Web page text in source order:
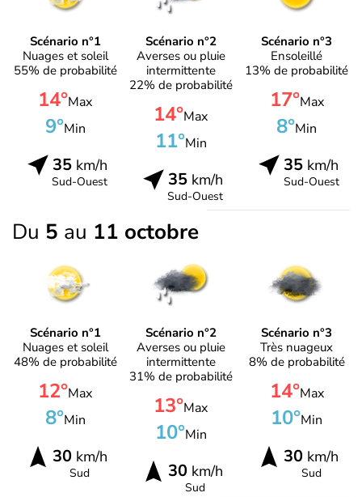
Scénario n°1
Nuages et soleil
55% de probabilité
14°Max
9°Min
35km/h
Sud-Ouest
Scénario n°2
Averses ou pluie
intermittente
22% de probabilité
14°Max
11°Min
35km/h
Sud-Ouest
Scénario n°3
Ensoleillé
13% de probabilité
17°Max
8°Min
35 km/h
Sud-Ouest
Du 5 au 11 octobre
Scénario n°1
Nuages et soleil
48% de probabilité
12°Max
8°Min
30km/h
Sud
Scénario n°2
Averses ou pluie
intermittente
31% de probabilité
13°Max
10°Min
30km/h
Sud
Scénario n°3
Très nuageux
8% de probabilité
14°Max
10°Min
30 km/h
Sud